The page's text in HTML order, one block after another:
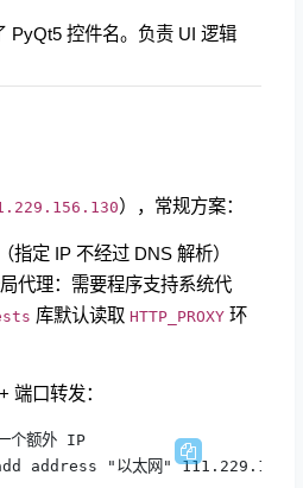
PyQt5 控件名。负责 UI 逻辑
），常规方案：
指定 IP 不经过 DNS 解析）
代理：需要程序支持系统代
库默认读取 HTTP_PROXY 环
口转发：
个额外 IP
address "以太网"